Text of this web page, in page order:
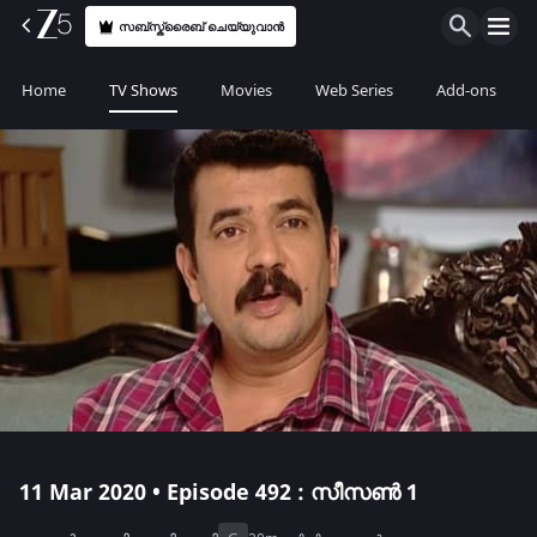
സബ്സ്ക്രൈബ് ചെയ്യുവാൻ
Home TV Shows Movies Web Series Add-ons
11 Mar 2020 • Episode 492 : സീസൺ 1